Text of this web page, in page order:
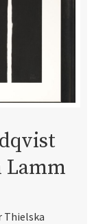
Lamm
Thielska